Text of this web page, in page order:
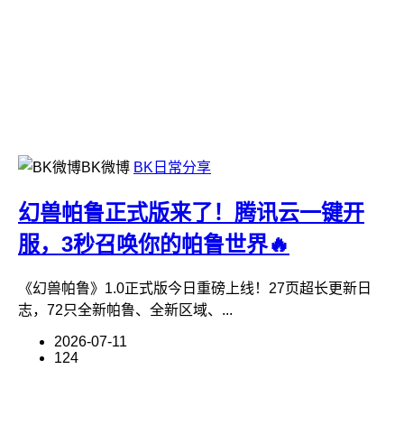
BK微博 BK日常分享
幻兽帕鲁正式版来了！腾讯云一键开
服，3秒召唤你的帕鲁世界🔥
《幻兽帕鲁》1.0正式版今日重磅上线！27页超长更新日
志，72只全新帕鲁、全新区域、...
2026-07-11
124